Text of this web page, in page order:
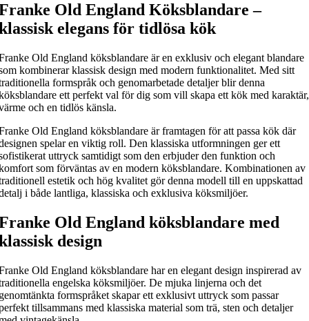
Old England Köksblandare –
elegans för tidlösa kök
Old England köksblandare är en exklusiv och elegant blandare
kombinerar klassisk design med modern funktionalitet. Med sitt
formspråk och genomarbetade detaljer blir denna
ett perfekt val för dig som vill skapa ett kök med karaktär,
och en tidlös känsla.
Old England köksblandare är framtagen för att passa kök där
spelar en viktig roll. Den klassiska utformningen ger ett
uttryck samtidigt som den erbjuder den funktion och
som förväntas av en modern köksblandare. Kombinationen av
estetik och hög kvalitet gör denna modell till en uppskattad
i både lantliga, klassiska och exklusiva köksmiljöer.
Old England köksblandare med
design
Old England köksblandare har en elegant design inspirerad av
engelska köksmiljöer. De mjuka linjerna och det
formspråket skapar ett exklusivt uttryck som passar
tillsammans med klassiska material som trä, sten och detaljer